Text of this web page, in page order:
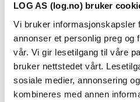
LOG AS (log.no) bruker
Vi bruker informasjonskapsler
annonser et personlig preg og
vår. Vi gir lesetilgang til våre
bruker nettstedet vårt.
sosiale medier, annonsering
kombineres med annen